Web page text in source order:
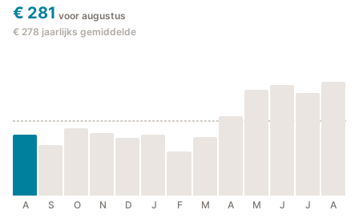
€ 281 voor augustus
€ 278 jaarlijks gemiddelde
A S O N D J F M A M J J A